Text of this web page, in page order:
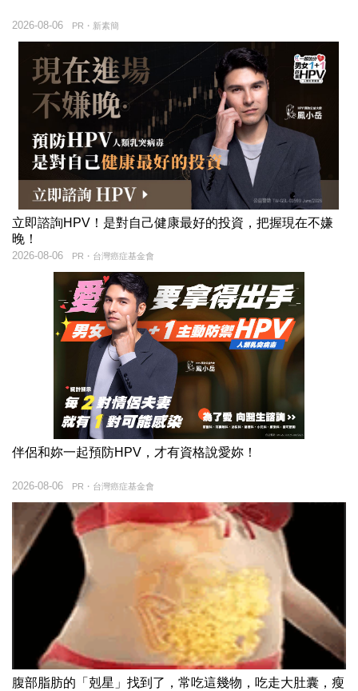
PR・新素簡
2026-08-06
立即諮詢HPV！是對自己健康最好的投資，把握現在不嫌
晚！
PR・台灣癌症基金會
2026-08-06
伴侶和妳一起預防HPV，才有資格說愛妳！
PR・台灣癌症基金會
2026-08-06
腹部脂肪的「剋星」找到了，常吃這幾物，吃走大肚囊，瘦